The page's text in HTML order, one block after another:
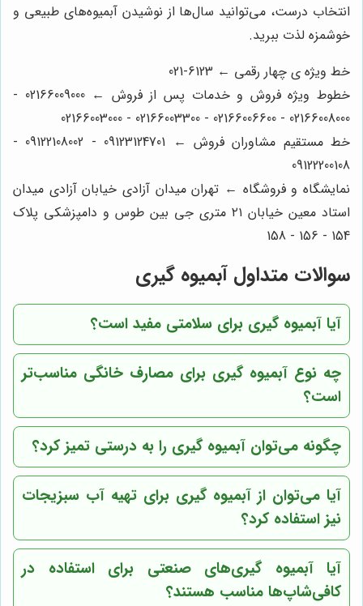
انتخاب درست، می‌توانید سال‌ها از نوشیدن آبمیوه‌های طبیعی و
خوشمزه لذت ببرید.
خط ویژه ی چهار رقمی ← 6123-021
خطوط ویژه فروش و خدمات پس از فروش ← 02166009000 -
02166008000 - 02166006600 - 02166003300 - 02166003000
خط مستقیم مشاوران فروش ← 09123124701 - 09122108002 -
09122200108
نمایشگاه و فروشگاه ← تهران میدان آزادی خیابان آزادی میدان
استاد معین خیابان ۲۱ متری جی بین طوس و دامپزشکی پلاک
154 - 156 - 158
سوالات متداول آبمیوه گیری
آیا آبمیوه گیری برای سلامتی مفید است؟
چه نوع آبمیوه گیری برای مصارف خانگی مناسب‌تر
است؟
چگونه می‌توان آبمیوه گیری را به درستی تمیز کرد؟
آیا می‌توان از آبمیوه گیری برای تهیه آب سبزیجات
نیز استفاده کرد؟
آیا آبمیوه گیری‌های صنعتی برای استفاده در
کافی‌شاپ‌ها مناسب هستند؟